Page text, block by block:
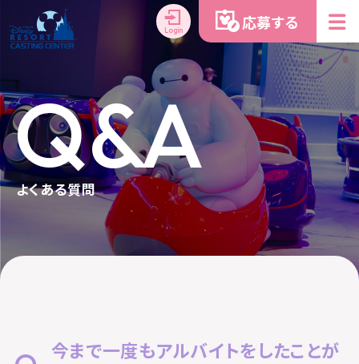
Login 応募する
Q&A
よくある質問
今まで一度もアルバイトをしたことが